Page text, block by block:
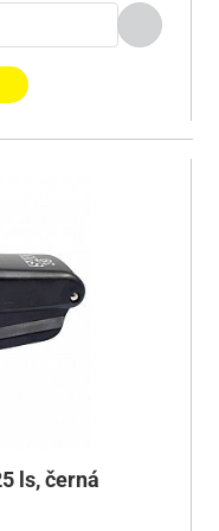
ls, černá